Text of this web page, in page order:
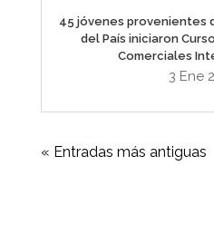
45 jóvenes provenientes
del País iniciaron
Comerciales
3 Ene
« Entradas más antiguas